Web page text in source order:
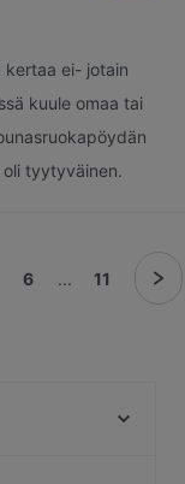
kertaa ei- jotain
kuule omaa tai
tyytyväinen.
6 ... 11